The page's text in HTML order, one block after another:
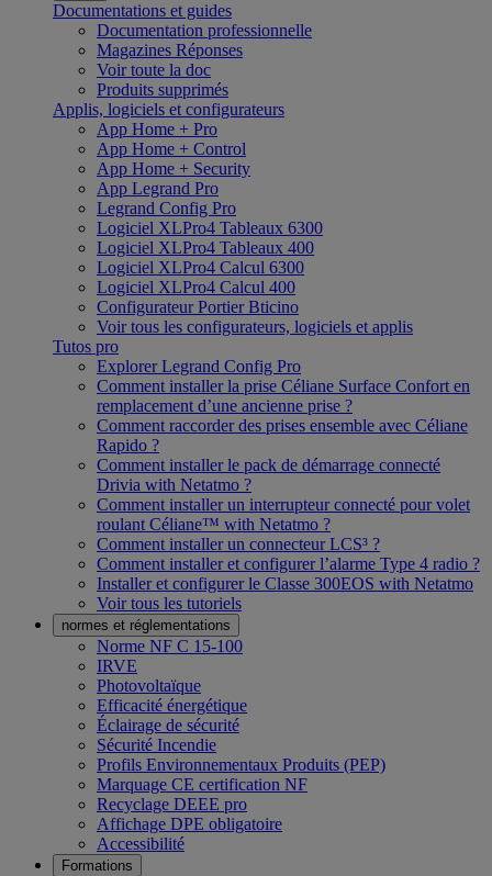
Documentations et guides
Documentation professionnelle
Magazines Réponses
Voir toute la doc
Produits supprimés
Applis, logiciels et configurateurs
App Home + Pro
App Home + Control
App Home + Security
App Legrand Pro
Legrand Config Pro
Logiciel XLPro4 Tableaux 6300
Logiciel XLPro4 Tableaux 400
Logiciel XLPro4 Calcul 6300
Logiciel XLPro4 Calcul 400
Configurateur Portier Bticino
Voir tous les configurateurs, logiciels et applis
Tutos pro
Explorer Legrand Config Pro
Comment installer la prise Céliane Surface Confort en
remplacement d’une ancienne prise ?
Comment raccorder des prises ensemble avec Céliane
Rapido ?
Comment installer le pack de démarrage connecté
Drivia with Netatmo ?
Comment installer un interrupteur connecté pour volet
roulant Céliane™ with Netatmo ?
Comment installer un connecteur LCS³ ?
Comment installer et configurer l’alarme Type 4 radio ?
Installer et configurer le Classe 300EOS with Netatmo
Voir tous les tutoriels
normes et réglementations
Norme NF C 15-100
IRVE
Photovoltaïque
Efficacité énergétique
Éclairage de sécurité
Sécurité Incendie
Profils Environnementaux Produits (PEP)
Marquage CE certification NF
Recyclage DEEE pro
Affichage DPE obligatoire
Accessibilité
Formations